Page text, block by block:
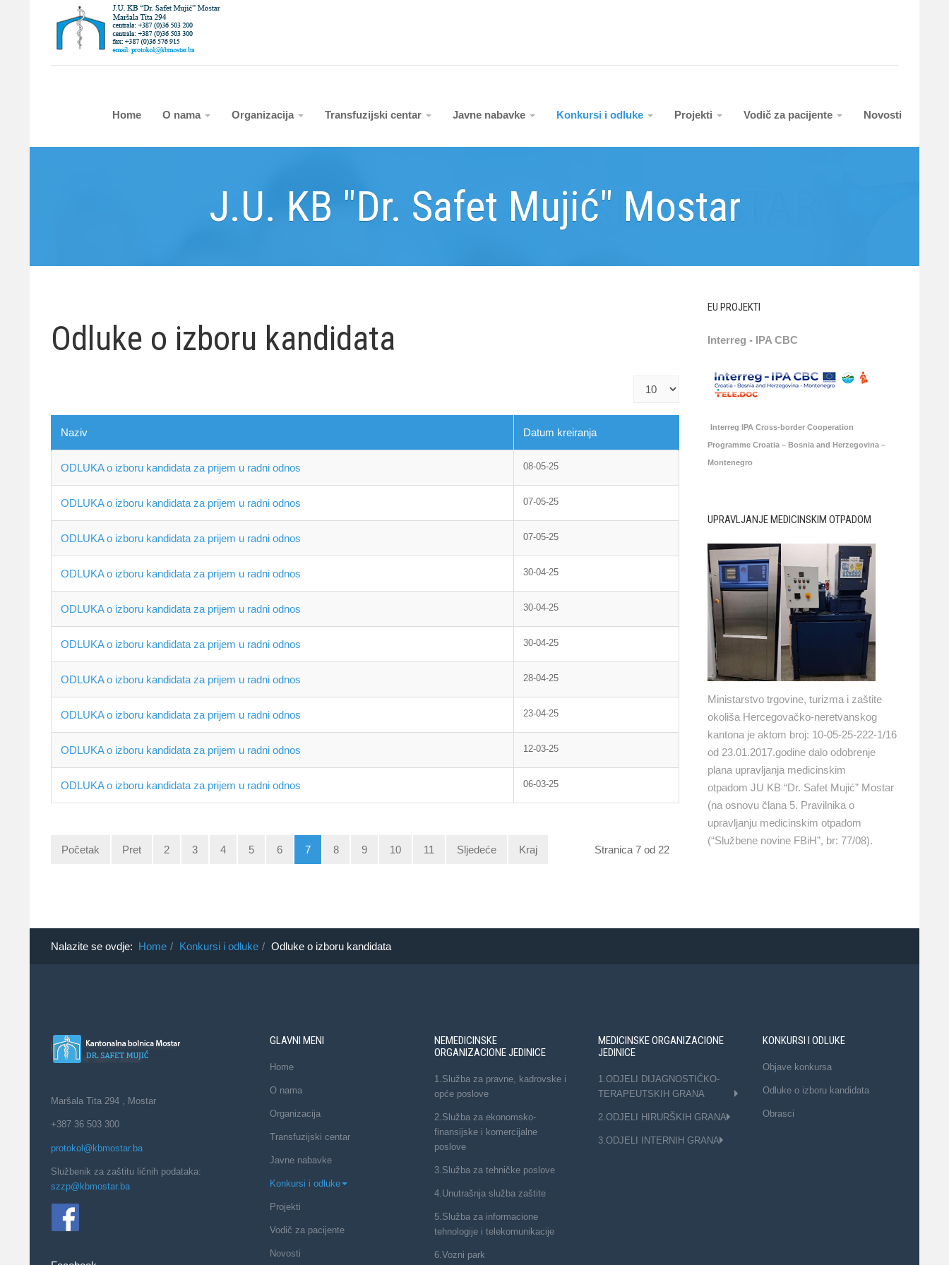
Home O nama Organizacija Transfuzijski centar Javne nabavke Konkursi i odluke Projekti Vodič za pacijente Novosti
J.U. KB "Dr. Safet Mujić" Mostar
Odluke o izboru kandidata
Prikaz
Naziv Datum kreiranja
ODLUKA o izboru kandidata za prijem u radni odnos 08-05-25
ODLUKA o izboru kandidata za prijem u radni odnos 07-05-25
ODLUKA o izboru kandidata za prijem u radni odnos 07-05-25
ODLUKA o izboru kandidata za prijem u radni odnos 30-04-25
ODLUKA o izboru kandidata za prijem u radni odnos 30-04-25
ODLUKA o izboru kandidata za prijem u radni odnos 30-04-25
ODLUKA o izboru kandidata za prijem u radni odnos 28-04-25
ODLUKA o izboru kandidata za prijem u radni odnos 23-04-25
ODLUKA o izboru kandidata za prijem u radni odnos 12-03-25
ODLUKA o izboru kandidata za prijem u radni odnos 06-03-25
Stranica 7 od 22
Početak Pret 2 3 4 5 6 7 8 9 10 11 Sljedeće Kraj
EU PROJEKTI
Interreg - IPA CBC
Interreg IPA Cross-border Cooperation
Programme Croatia – Bosnia and Herzegovina –
Montenegro
UPRAVLJANJE MEDICINSKIM OTPADOM
Ministarstvo trgovine, turizma i zaštite
okoliša Hercegovačko-neretvanskog
kantona je aktom broj: 10-05-25-222-1/16
od 23.01.2017.godine dalo odobrenje
plana upravljanja medicinskim
otpadom JU KB “Dr. Safet Mujić” Mostar
(na osnovu člana 5. Pravilnika o
upravljanju medicinskim otpadom
(“Službene novine FBiH”, br: 77/08).
Nalazite se ovdje: Home Konkursi i odluke Odluke o izboru kandidata
Maršala Tita 294 , Mostar
+387 36 503 300
protokol@kbmostar.ba
Službenik za zaštitu ličnih podataka:
szzp@kbmostar.ba
GLAVNI MENI
Home
O nama
Organizacija
Transfuzijski centar
Javne nabavke
Konkursi i odluke
Projekti
Vodič za pacijente
Novosti
NEMEDICINSKE
ORGANIZACIONE JEDINICE
1.Služba za pravne, kadrovske i
opće poslove
2.Služba za ekonomsko-
finansijske i komercijalne
poslove
3.Služba za tehničke poslove
4.Unutrašnja služba zaštite
5.Služba za informacione
tehnologije i telekomunikacije
6.Vozni park
MEDICINSKE ORGANIZACIONE
JEDINICE
1.ODJELI DIJAGNOSTIČKO-
TERAPEUTSKIH GRANA
2.ODJELI HIRURŠKIH GRANA
3.ODJELI INTERNIH GRANA
KONKURSI I ODLUKE
Objave konkursa
Odluke o izboru kandidata
Obrasci